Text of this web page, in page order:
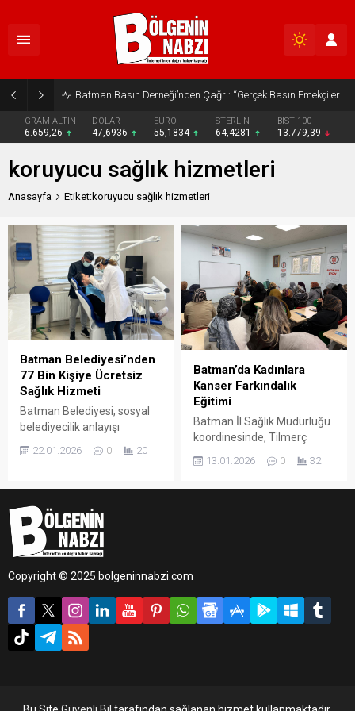
Batman Basın Derneği’nden Çağrı: “Gerçek Basın Emekçileri Desteklenmeli”
GRAM ALTIN
6.659,26
DOLAR
47,6936
EURO
55,1834
STERLİN
64,4281
BIST 100
13.779,39
koruyucu sağlık hizmetleri
Anasayfa Etiket:koruyucu sağlık hizmetleri
Batman Belediyesi’nden
77 Bin Kişiye Ücretsiz
Sağlık Hizmeti
Batman Belediyesi, sosyal
belediyecilik anlayışı
doğrultusunda yürüttüğü
ücretsiz sağlık hizmetleriyle
ihtiyaca karşılık vermeye
devam ediyor.
22.01.2026 0 20
Batman’da Kadınlara
Kanser Farkındalık
Eğitimi
Batman İl Sağlık Müdürlüğü
koordinesinde, Tilmerç
Sosyal Yardımlaşma ve
13.01.2026 0 32
Copyright © 2025 bolgeninnabzi.com